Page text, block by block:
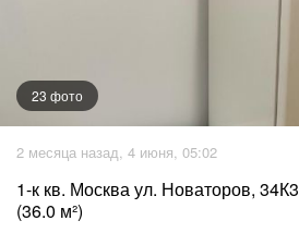
23 фото
2 месяца назад, 4 июня, 05:02
1-к кв. Москва ул. Новаторов, 34К3
(36.0 м²)